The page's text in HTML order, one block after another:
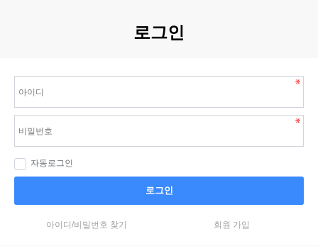
로그인
자동로그인
로그인
아이디/비밀번호 찾기 회원 가입